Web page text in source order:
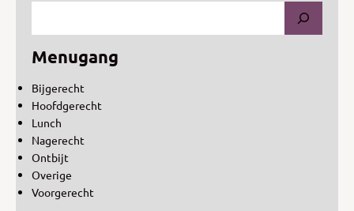
Menugang
Bijgerecht
Hoofdgerecht
Lunch
Nagerecht
Ontbijt
Overige
Voorgerecht